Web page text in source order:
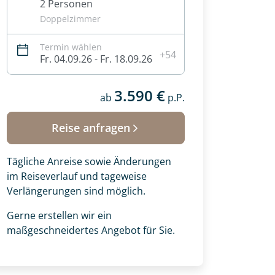
2 Personen
Doppelzimmer
Termin wählen
Fr. 04.09.26 - Fr. 18.09.26 +54
ab 3.590 € p.P.
Reise anfragen
Tägliche Anreise sowie Änderungen
im Reiseverlauf und tageweise
Verlängerungen sind möglich.
Gerne erstellen wir ein
maßgeschneidertes Angebot für Sie.